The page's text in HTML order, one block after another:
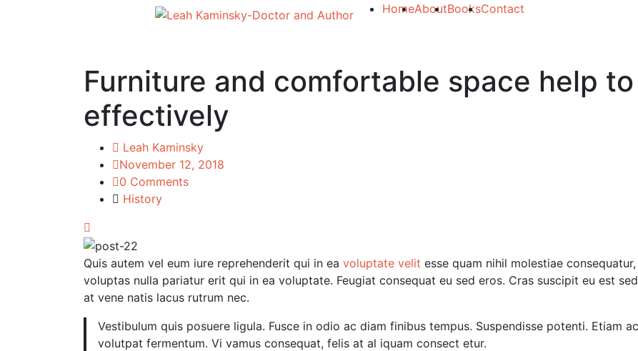
HomeAboutBooksContact
Furniture and comfortable space help
effectively
Leah Kaminsky
November 12, 2018
0 Comments
History
Quis autem vel eum iure reprehenderit qui in ea voluptate velit esse quam nihil molestiae
voluptas nulla pariatur erit qui in ea voluptate. Feugiat consequat eu sed eros. Cras suscipit eu est
at vene natis lacus rutrum nec.
Vestibulum quis posuere ligula. Fusce in odio ac diam finibus tempus. Suspendisse potenti. Etiam
volutpat fermentum. Vi vamus consequat, felis at al iquam consect etur.